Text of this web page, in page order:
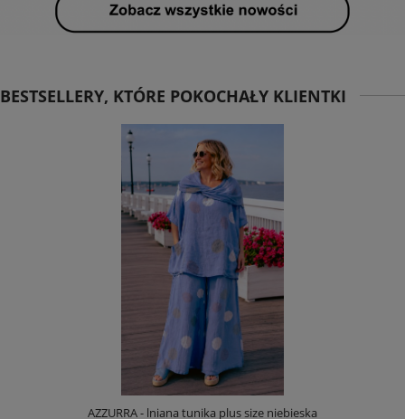
BESTSELLERY, KTÓRE POKOCHAŁY KLIENTKI
AZZURRA - lniana tunika plus size niebieska